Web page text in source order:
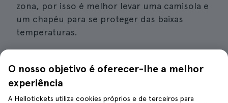
zona, por isso é melhor levar uma camisola e
um chapéu para se proteger das baixas
temperaturas.
também levar tudo o que é necessário para o
seu conforto e segurança num saco especial.
Recomendo também que, antes de reservar
O nosso objetivo é oferecer-lhe a melhor
experiência
A Hellotickets utiliza cookies próprios e de terceiros para